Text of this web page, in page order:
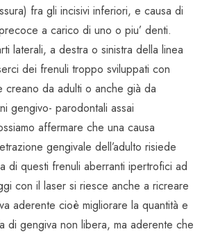
fra gli incisivi inferiori, e causa di
a carico di uno o piu’ denti.
laterali, a destra o sinistra della linea
dei frenuli troppo sviluppati con
creano da adulti o anche già da
gengivo- parodontali assai
affermare che una causa
gengivale dell’adulto risiede
di questi frenuli aberranti ipertrofici ad
con il laser si riesce anche a ricreare
aderente cioè migliorare la quantità e
di gengiva non libera, ma aderente che